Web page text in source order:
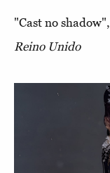
"Cast no shadow",
Reino Unido